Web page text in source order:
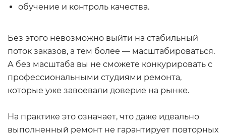
обучение и контроль качества.
Без этого невозможно выйти на стабильный
поток заказов, а тем более — масштабироваться.
А без масштаба вы не сможете конкурировать с
профессиональными студиями ремонта,
которые уже завоевали доверие на рынке.
На практике это означает, что даже идеально
выполненный ремонт не гарантирует повторных